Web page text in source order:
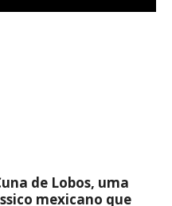
de Lobos, uma
mexicano que